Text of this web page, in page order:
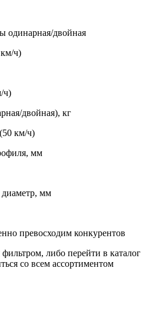
одинарная/двойная
ч)
ч)
двойная), кг
км/ч)
мм
мм
превосходим конкурентов
либо перейти в каталог
со всем ассортиментом